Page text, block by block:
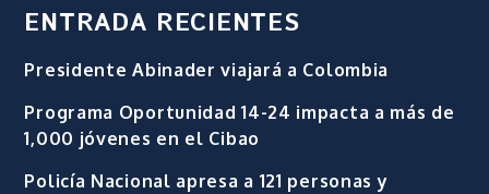
ENTRADA RECIENTES
Presidente Abinader viajará a Colombia
Programa Oportunidad 14-24 impacta a más de
1,000 jóvenes en el Cibao
Policía Nacional apresa a 121 personas y